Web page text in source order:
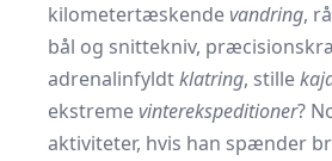
kilometertæskendevandring, rå
bål og snittekniv,
adrenalinfyldtklatring, stille
ekstremevinterekspeditioner?
aktiviteter, hvis han spænder